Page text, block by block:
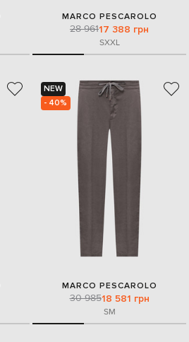
MARCO PESCAROLO
28 96117 388 грн
SXXL
NEW
- 40%
MARCO PESCAROLO
30 98518 581 грн
SM